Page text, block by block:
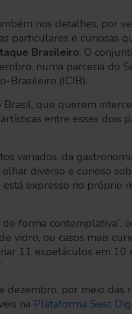
nos detalhes, por
particulares e curiosas
Brasileiro. O
numa parceria do
Brasileiro (ICIB).
Brasil, que querem
entre esses dois
variados, da
diverso e curioso
expresso no próprio
forma contemplativa”,
vidro, ou casos mais
11 espetáculos em 10
por meio das
na Plataforma Sesc